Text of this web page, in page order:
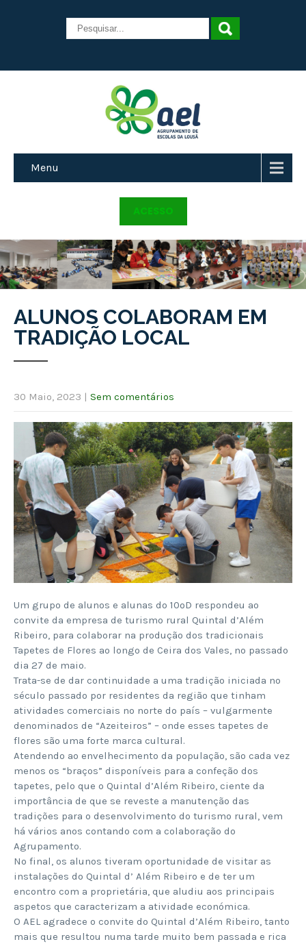
Menu
ACESSO
ALUNOS COLABORAM EM
TRADIÇÃO LOCAL
30 Maio, 2023 | Sem comentários
Um grupo de alunos e alunas do 10ºD respondeu ao
convite da empresa de turismo rural Quintal d’Além
Ribeiro, para colaborar na produção dos tradicionais
Tapetes de Flores ao longo de Ceira dos Vales, no passado
dia 27 de maio.
Trata-se de dar continuidade a uma tradição iniciada no
século passado por residentes da região que tinham
atividades comerciais no norte do país – vulgarmente
denominados de “Azeiteiros” – onde esses tapetes de
flores são uma forte marca cultural.
Atendendo ao envelhecimento da população, são cada vez
menos os “braços” disponíveis para a confeção dos
tapetes, pelo que o Quintal d’Além Ribeiro, ciente da
importância de que se reveste a manutenção das
tradições para o desenvolvimento do turismo rural, vem
há vários anos contando com a colaboração do
Agrupamento.
No final, os alunos tiveram oportunidade de visitar as
instalações do Quintal d’ Além Ribeiro e de ter um
encontro com a proprietária, que aludiu aos principais
aspetos que caracterizam a atividade económica.
O AEL agradece o convite do Quintal d’Além Ribeiro, tanto
mais que resultou numa tarde muito bem passada e rica